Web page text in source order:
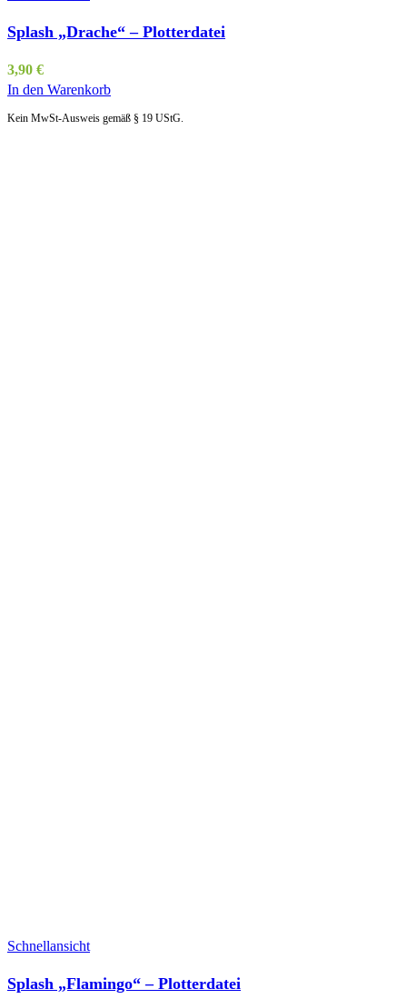
Splash „Drache“ – Plotterdatei
3,90 €
In den Warenkorb
Kein MwSt-Ausweis gemäß § 19 UStG.
Schnellansicht
Splash „Flamingo“ – Plotterdatei